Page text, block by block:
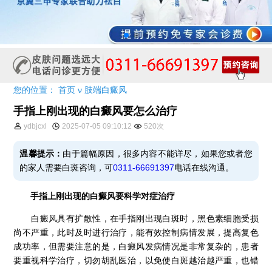
您的位置：首页 ν 肢端白癜风
手指上刚出现的白癜风要怎么治疗
ydbjcxl 2025-07-05 09:10:12 520次
温馨提示： 由于篇幅原因，很多内容不能详尽，如果您或者您
的家人需要白斑咨询，可0311-66691397电话在线沟通。
手指上刚出现的白癜风要科学对症治疗
白癜风具有扩散性，在手指刚出现白斑时，黑色素细胞受损
尚不严重，此时及时进行治疗，能有效控制病情发展，提高复色
成功率，但需要注意的是，白癜风发病情况是非常复杂的，患者
要重视科学治疗，切勿胡乱医治，以免使白斑越治越严重，也错